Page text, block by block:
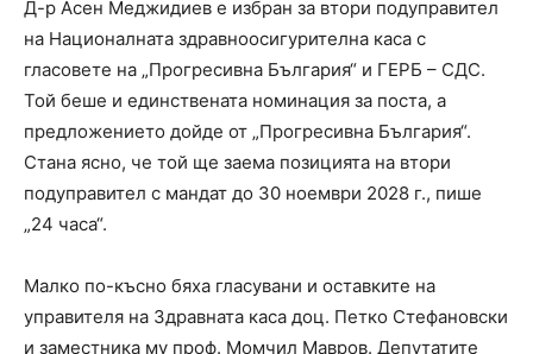
Д-р Асен Меджидиев е избран за втори подуправител
на Националната здравноосигурителна каса с
гласовете на „Прогресивна България“ и ГЕРБ – СДС.
Той беше и единствената номинация за поста, а
предложението дойде от „Прогресивна България“.
Стана ясно, че той ще заема позицията на втори
подуправител с мандат до 30 ноември 2028 г., пише
„24 часа“.
Малко по-късно бяха гласувани и оставките на
управителя на Здравната каса доц. Петко Стефановски
и заместника му проф. Момчил Мавров. Депутатите